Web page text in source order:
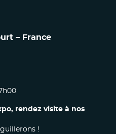
– France
rendez visite à nos
!